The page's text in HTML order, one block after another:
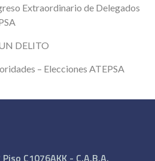
Extraordinario de Delegados
DELITO
– Elecciones ATEPSA